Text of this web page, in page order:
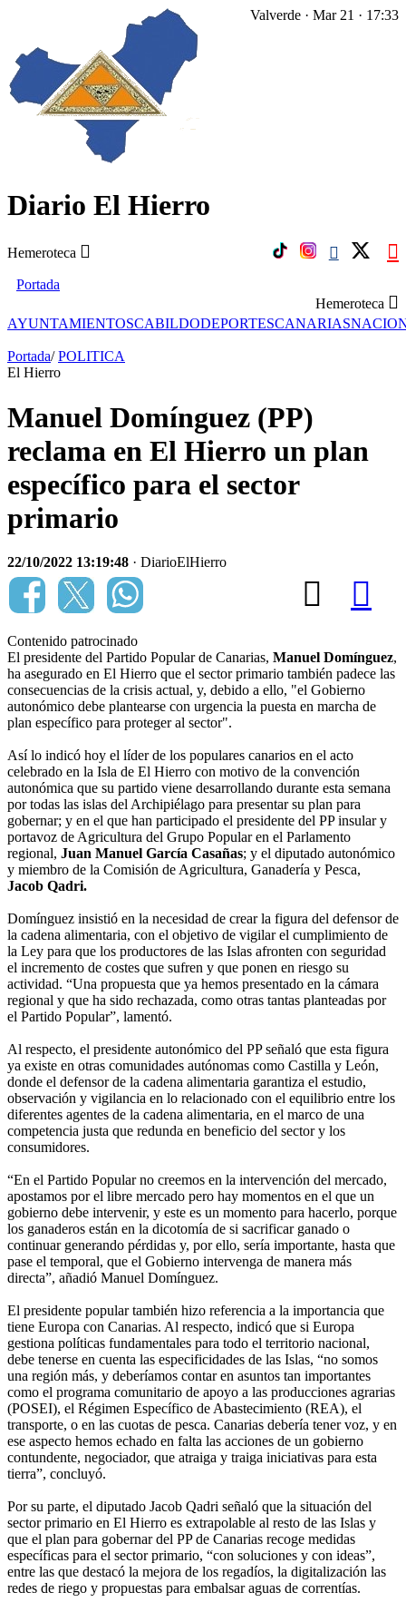
Diario El Hierro
Hemeroteca
Valverde · Mar 21 · 17:33
Portada
Hemeroteca
AYUNTAMIENTOSCABILDODEPORTESCANARIAS
Portada/ POLITICA
El Hierro
Manuel Domínguez (PP)
reclama en El Hierro un plan
específico para el sector
primario
22/10/2022 13:19:48 · DiarioElHierro
Contenido patrocinado
El presidente del Partido Popular de Canarias, Manuel Domínguez,
ha asegurado en El Hierro que el sector primario también padece las
consecuencias de la crisis actual, y, debido a ello, "el Gobierno
autonómico debe plantearse con urgencia la puesta en marcha de
plan específico para proteger al sector".
Así lo indicó hoy el líder de los populares canarios en el acto
celebrado en la Isla de El Hierro con motivo de la convención
autonómica que su partido viene desarrollando durante esta semana
por todas las islas del Archipiélago para presentar su plan para
gobernar; y en el que han participado el presidente del PP insular y
portavoz de Agricultura del Grupo Popular en el Parlamento
regional, Juan Manuel García Casañas; y el diputado autonómico
y miembro de la Comisión de Agricultura, Ganadería y Pesca,
Jacob Qadri.
Domínguez insistió en la necesidad de crear la figura del defensor de
la cadena alimentaria, con el objetivo de vigilar el cumplimiento de
la Ley para que los productores de las Islas afronten con seguridad
el incremento de costes que sufren y que ponen en riesgo su
actividad. “Una propuesta que ya hemos presentado en la cámara
regional y que ha sido rechazada, como otras tantas planteadas por
el Partido Popular”, lamentó.
Al respecto, el presidente autonómico del PP señaló que esta figura
ya existe en otras comunidades autónomas como Castilla y León,
donde el defensor de la cadena alimentaria garantiza el estudio,
observación y vigilancia en lo relacionado con el equilibrio entre los
diferentes agentes de la cadena alimentaria, en el marco de una
competencia justa que redunda en beneficio del sector y los
consumidores.
“En el Partido Popular no creemos en la intervención del mercado,
apostamos por el libre mercado pero hay momentos en el que un
gobierno debe intervenir, y este es un momento para hacerlo, porque
los ganaderos están en la dicotomía de si sacrificar ganado o
continuar generando pérdidas y, por ello, sería importante, hasta que
pase el temporal, que el Gobierno intervenga de manera más
directa”, añadió Manuel Domínguez.
El presidente popular también hizo referencia a la importancia que
tiene Europa con Canarias. Al respecto, indicó que si Europa
gestiona políticas fundamentales para todo el territorio nacional,
debe tenerse en cuenta las especificidades de las Islas, “no somos
una región más, y deberíamos contar en asuntos tan importantes
como el programa comunitario de apoyo a las producciones agrarias
(POSEI), el Régimen Específico de Abastecimiento (REA), el
transporte, o en las cuotas de pesca. Canarias debería tener voz, y en
ese aspecto hemos echado en falta las acciones de un gobierno
contundente, negociador, que atraiga y traiga iniciativas para esta
tierra”, concluyó.
Por su parte, el diputado Jacob Qadri señaló que la situación del
sector primario en El Hierro es extrapolable al resto de las Islas y
que el plan para gobernar del PP de Canarias recoge medidas
específicas para el sector primario, “con soluciones y con ideas”,
entre las que destacó la mejora de los regadíos, la digitalización las
redes de riego y propuestas para embalsar aguas de correntías.